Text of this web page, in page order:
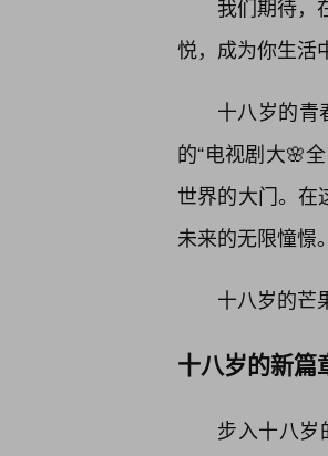
我们期待，
悦，成为你生活
十八岁的青
的“电视剧大🌸
世界的大门。在
未来的无限憧憬。
十八岁的芒
十八岁的新篇
步入十八